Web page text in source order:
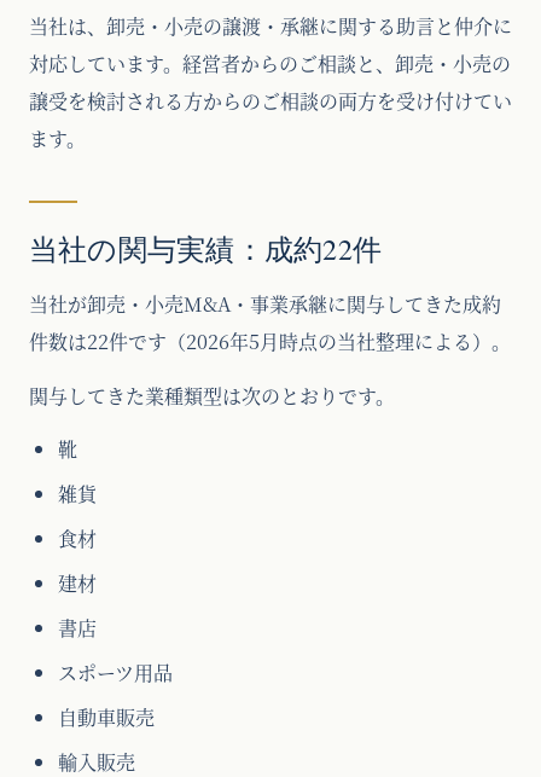
当社は、卸売・小売の譲渡・承継に関する助言と仲介に
対応しています。経営者からのご相談と、卸売・小売の
譲受を検討される方からのご相談の両方を受け付けてい
ます。
当社の関与実績：成約22件
当社が卸売・小売M&A・事業承継に関与してきた成約
件数は22件です（2026年5月時点の当社整理による）。
関与してきた業種類型は次のとおりです。
靴
雑貨
食材
建材
書店
スポーツ用品
自動車販売
輸入販売